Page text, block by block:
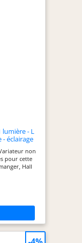
bureaux,
espace.
une
lumière - L
éclairage
non
pour cette
Hall
✔ ‎Ampoule